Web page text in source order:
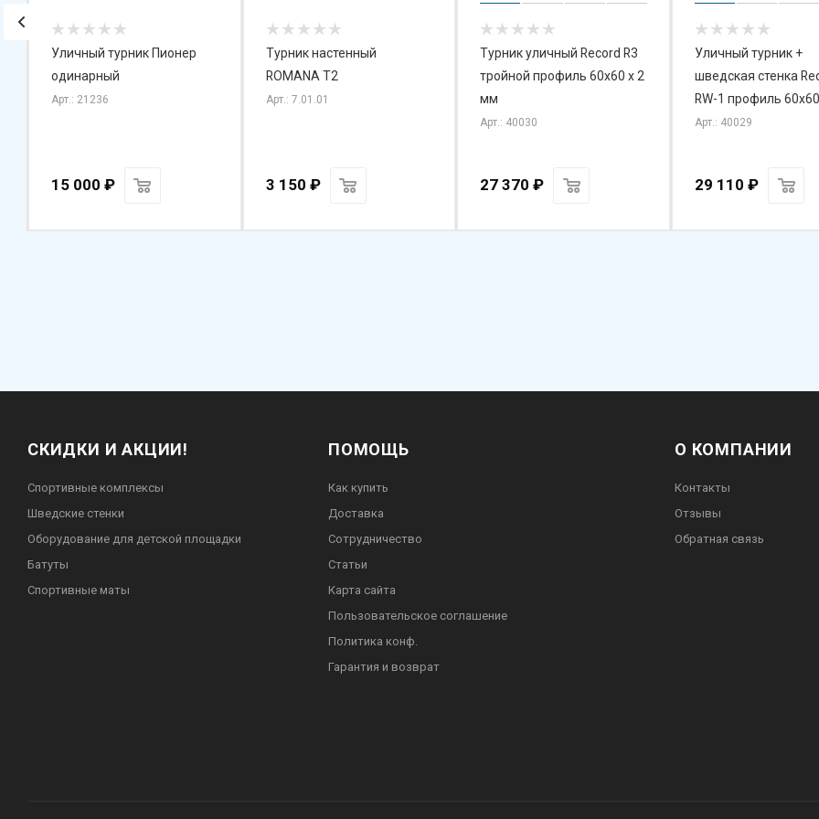
Уличный турник Пионер
одинарный
Арт.: 21236
15 000 ₽
Турник настенный
ROMANA T2
Арт.: 7.01.01
3 150 ₽
Турник уличный Record R3
тройной профиль 60х60 х 2
мм
Арт.: 40030
27 370 ₽
Уличный турник +
шведская стенка
RW-1 профиль
Арт.: 40029
29 110 ₽
СКИДКИ И АКЦИИ!
Спортивные комплексы
Шведские стенки
Оборудование для детской площадки
Батуты
Спортивные маты
ПОМОЩЬ
Как купить
Доставка
Сотрудничество
Статьи
Карта сайта
Пользовательское соглашение
Политика конф.
Гарантия и возврат
О КОМПАНИИ
Контакты
Отзывы
Обратная связь